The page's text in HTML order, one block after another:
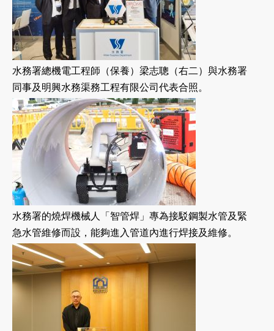
水務署總機電工程師（保養）梁志聰（右二）與水務署
同事及明興水務渠務工程有限公司代表合照。
水務署的燒焊機械人「智管焊」專為接駁鋼製水管及緊
急水管維修而設，能夠進入管道內進行焊接及維修。